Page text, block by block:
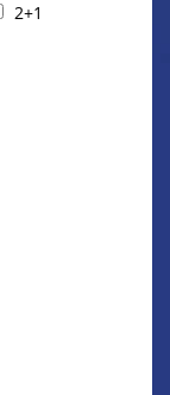
2+1